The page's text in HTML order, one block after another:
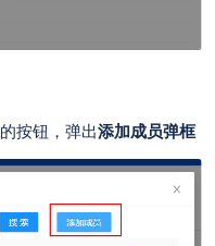
的按钮，弹出添加成员弹框